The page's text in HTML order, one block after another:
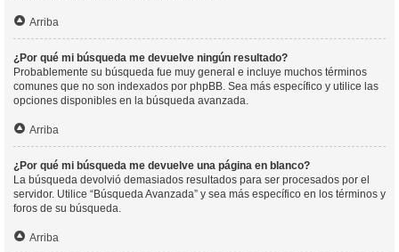
Arriba
¿Por qué mi búsqueda me devuelve ningún resultado?
Probablemente su búsqueda fue muy general e incluye muchos términos
comunes que no son indexados por phpBB. Sea más específico y utilice las
opciones disponibles en la búsqueda avanzada.
Arriba
¿Por qué mi búsqueda me devuelve una página en blanco?
La búsqueda devolvió demasiados resultados para ser procesados por el
servidor. Utilice “Búsqueda Avanzada” y sea más específico en los términos y
foros de su búsqueda.
Arriba